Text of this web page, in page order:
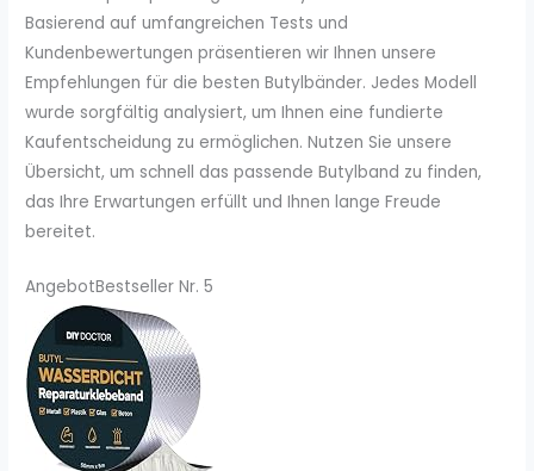
Basierend auf umfangreichen Tests und
Kundenbewertungen präsentieren wir Ihnen unsere
Empfehlungen für die besten Butylbänder. Jedes Modell
wurde sorgfältig analysiert, um Ihnen eine fundierte
Kaufentscheidung zu ermöglichen. Nutzen Sie unsere
Übersicht, um schnell das passende Butylband zu finden,
das Ihre Erwartungen erfüllt und Ihnen lange Freude
bereitet.
AngebotBestseller Nr. 5